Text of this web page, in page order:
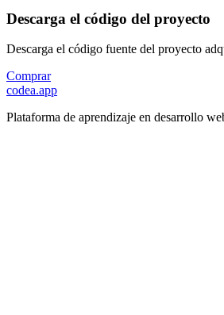
Descarga el código del proyecto
Descarga el código fuente del proyecto
Comprar
codea.app
Plataforma de aprendizaje en desarrollo